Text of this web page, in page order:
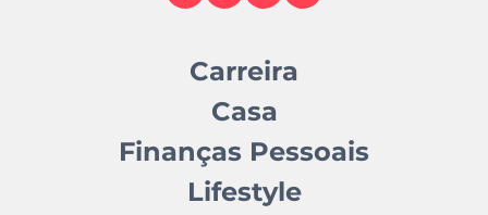
Carreira
Casa
Finanças Pessoais
Lifestyle